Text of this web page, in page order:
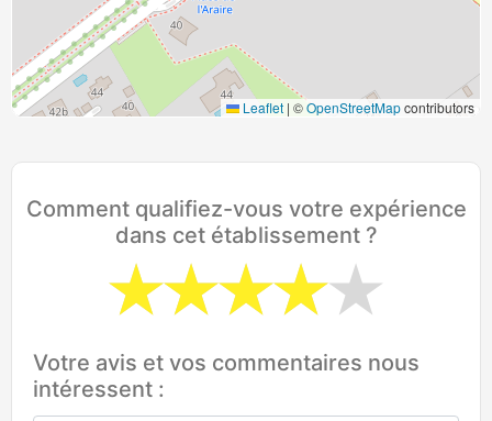
Leaflet | ©OpenStreetMapcontributors
Comment qualifiez-vous votre expérience
dans cet établissement ?
Votre avis et vos commentaires nous
intéressent :